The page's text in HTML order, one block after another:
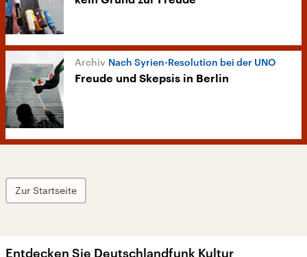
Nach Syrien-Resolution bei der UNO
Freude und Skepsis in Berlin
Zur Startseite
Entdecken Sie Deutschlandfunk Kultur